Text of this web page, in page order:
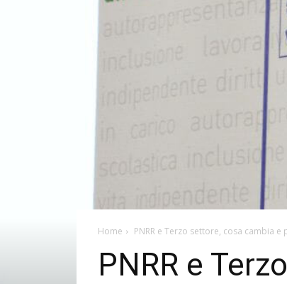
Home PNRR e Terzo settore, cosa cambia
PNRR e